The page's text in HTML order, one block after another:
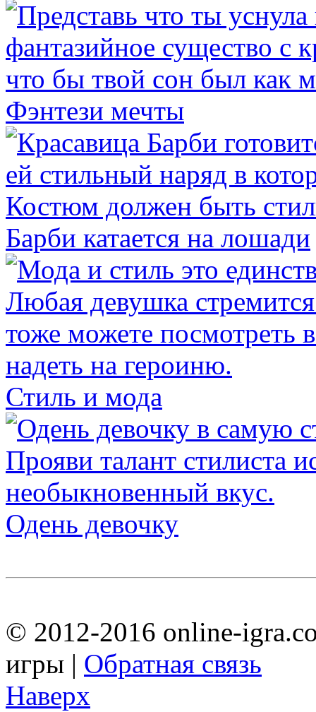
Фэнтези мечты
Барби катается на лошади
Стиль и мода
Одень девочку
© 2012-2016 online-
игры | Обратная связь
Наверх